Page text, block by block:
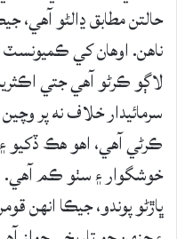
حالتن مطابق ڍالڻو
ناهن. اوهان کي
لاڳو ڪرڻو آهي جتي
سرمائيدار خلاف نه پر
ڪرڻي آهي، اهو هڪ ڏکيو
خوشگوار ۽ سٺو ڪم آهي.
ڀاڙڻو پوندو، جيڪا انهن